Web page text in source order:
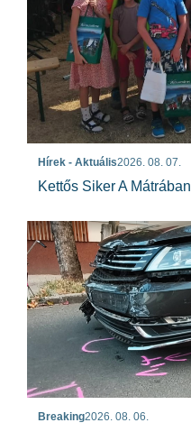
Hírek - Aktuális2026. 08. 07.
Kettős Siker A Mátrában
Breaking2026. 08. 06.